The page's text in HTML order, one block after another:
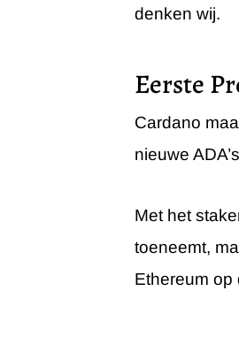
denken wij.
Eerste
Cardano
nieuwe
Met het
toeneemt,
Ethereum op